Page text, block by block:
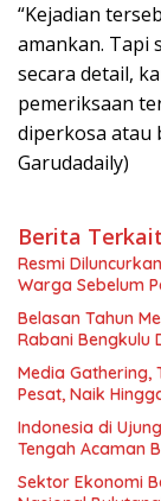
“Kejadian
amankan. Tapi
secara detail,
pemeriksaan
diperkosa atau
Garudadaily)
Berita Terkait
Resmi
Warga Sebelum
Belasan Tahun
Rabani Bengkulu
Media Gathering,
Pesat, Naik
Indonesia di
Tengah Acaman
Sektor Ekonomi